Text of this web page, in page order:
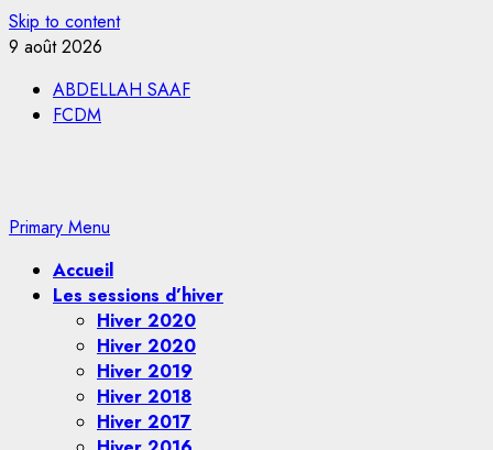
Skip to content
9 août 2026
ABDELLAH SAAF
FCDM
Primary Menu
Accueil
Les sessions d’hiver
Hiver 2020
Hiver 2020
Hiver 2019
Hiver 2018
Hiver 2017